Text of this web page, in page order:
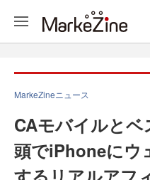
MarkeZineニュース
CAモバイルと
頭でiPhoneにウ